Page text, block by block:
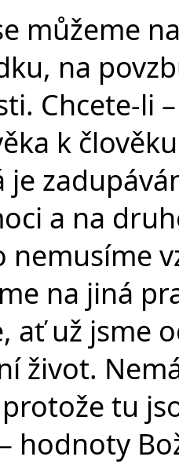
můžeme
na
Chcete-li
k
a na
nemusíme
na jiná
ať už jsme
život.
tu
hodnoty